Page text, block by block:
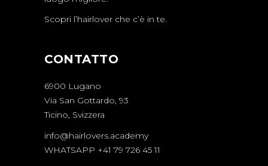
Scopri l’hairlover che c’è in te.
CONTATTO
6900 Lugano
Via San Gottardo, 93
Ticino, Svizzera
info@hairlovers.academy
WHATSAPP +41 79 726 45 11